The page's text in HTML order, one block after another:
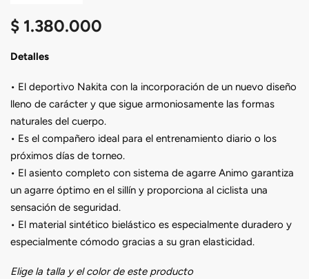
$ 1.380.000
Detalles
• El deportivo Nakita con la incorporación de un nuevo diseño
lleno de carácter y que sigue armoniosamente las formas
naturales del cuerpo.
• Es el compañero ideal para el entrenamiento diario o los
próximos días de torneo.
• El asiento completo con sistema de agarre Animo garantiza
un agarre óptimo en el sillín y proporciona al ciclista una
sensación de seguridad.
• El material sintético bielástico es especialmente duradero y
especialmente cómodo gracias a su gran elasticidad.
Elige la talla y el color de este producto